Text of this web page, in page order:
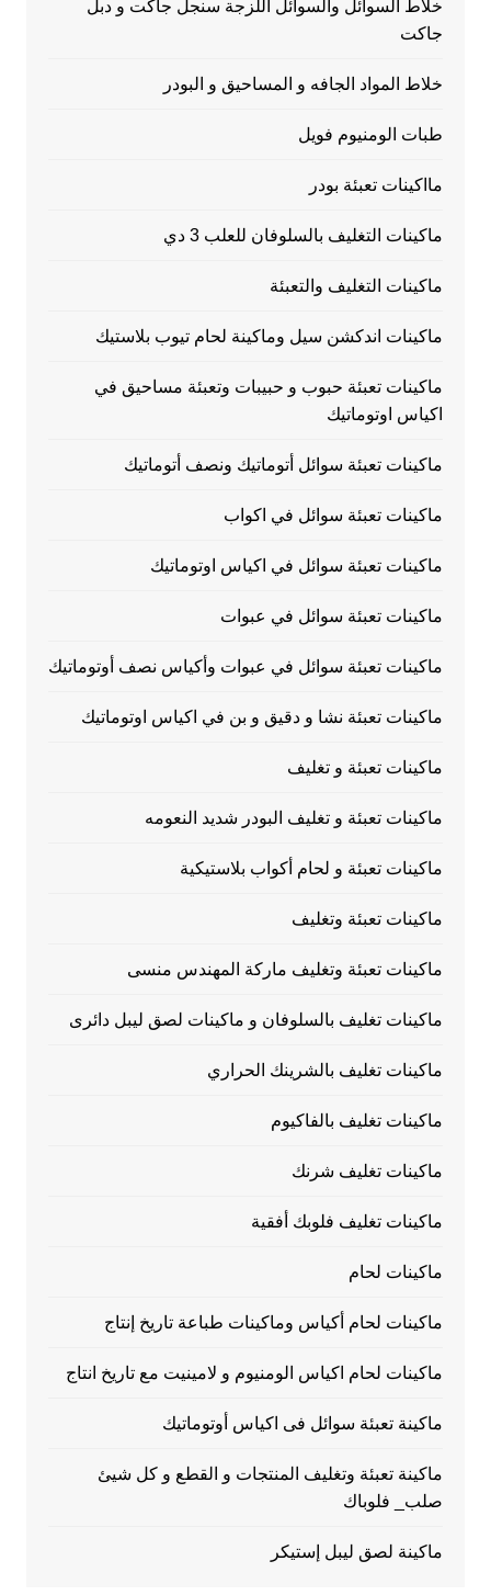
خلاط السوائل والسوائل اللزجة سنجل جاكت و دبل
جاكت
خلاط المواد الجافه و المساحيق و البودر
طبات الومنيوم فويل
مااكينات تعبئة بودر
ماكينات التغليف بالسلوفان للعلب 3 دي
ماكينات التغليف والتعبئة
ماكينات اندكشن سيل وماكينة لحام تيوب بلاستيك
ماكينات تعبئة حبوب و حبيبات وتعبئة مساحيق في
اكياس اوتوماتيك
ماكينات تعبئة سوائل أتوماتيك ونصف أتوماتيك
ماكينات تعبئة سوائل في اكواب
ماكينات تعبئة سوائل في اكياس اوتوماتيك
ماكينات تعبئة سوائل في عبوات
ماكينات تعبئة سوائل في عبوات وأكياس نصف أوتوماتيك
ماكينات تعبئة نشا و دقيق و بن في اكياس اوتوماتيك
ماكينات تعبئة و تغليف
ماكينات تعبئة و تغليف البودر شديد النعومه
ماكينات تعبئة و لحام أكواب بلاستيكية
ماكينات تعبئة وتغليف
ماكينات تعبئة وتغليف ماركة المهندس منسى
ماكينات تغليف بالسلوفان و ماكينات لصق ليبل دائرى
ماكينات تغليف بالشرينك الحراري
ماكينات تغليف بالفاكيوم
ماكينات تغليف شرنك
ماكينات تغليف فلوبك أفقية
ماكينات لحام
ماكينات لحام أكياس وماكينات طباعة تاريخ إنتاج
ماكينات لحام اكياس الومنيوم و لامينيت مع تاريخ انتاج
ماكينة تعبئة سوائل فى اكياس أوتوماتيك
ماكينة تعبئة وتغليف المنتجات و القطع و كل شيئ
صلب_ فلوباك
ماكينة لصق ليبل إستيكر